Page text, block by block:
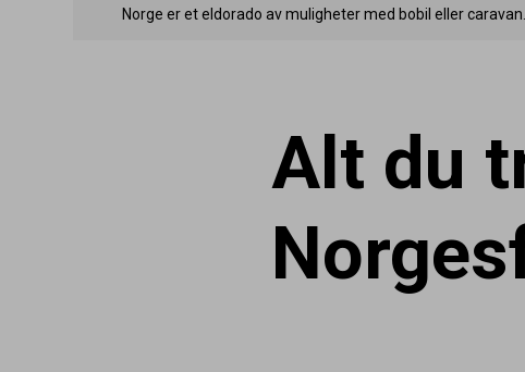
Norge er et eldorado av muligheter med bobil eller caravan.
Alt du